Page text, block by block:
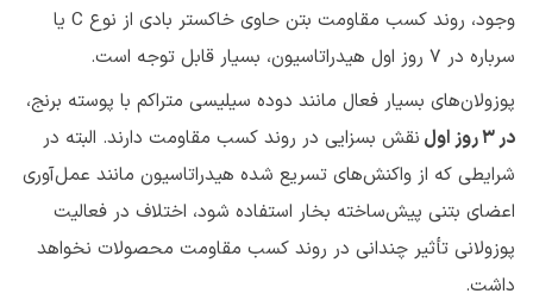
وجود، روند کسب مقاومت بتن حاوی خاکستر بادی از نوع C یا
سرباره در ۷ روز اول هیدراتاسیون، بسیار قابل توجه است.
پوزولان‌های بسیار فعال مانند دوده سیلیسی متراکم با پوسته برنج،
در ۳ روز اول
نقش بسزایی در روند کسب مقاومت دارند. البته در
شرایطی که از واکنش‌های تسریع شده هیدراتاسیون مانند عمل‌آوری
اعضای بتنی پیش‌ساخته بخار استفاده شود، اختلاف در فعالیت
پوزولانی تأثیر چندانی در روند کسب مقاومت محصولات نخواهد
داشت.